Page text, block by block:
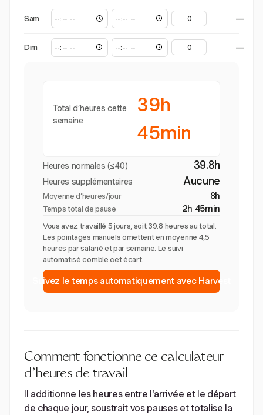
Sam —
Dim —
Total d’heures cette
semaine
39h
45min
Heures normales (≤40) 39.8h
Heures supplémentaires Aucune
Moyenne d’heures/jour 8h
Temps total de pause 2h 45min
Vous avez travaillé 5 jours, soit 39.8 heures au total.
Les pointages manuels omettent en moyenne 4,5
heures par salarié et par semaine. Le suivi
automatisé comble cet écart.
Suivez le temps automatiquement avec Harvest
Comment fonctionne ce calculateur
d'heures de travail
Il additionne les heures entre l'arrivée et le départ
de chaque jour, soustrait vos pauses et totalise la